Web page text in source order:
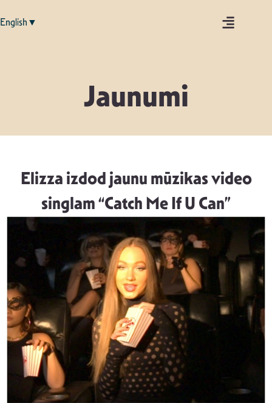
English▼
Jaunumi
Elizza izdod jaunu mūzikas video
singlam “Catch Me If U Can”